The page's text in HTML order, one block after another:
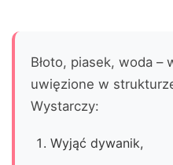
Błoto, piasek, woda –
uwięzione w
Wystarczy:
Wyjąć dywanik,